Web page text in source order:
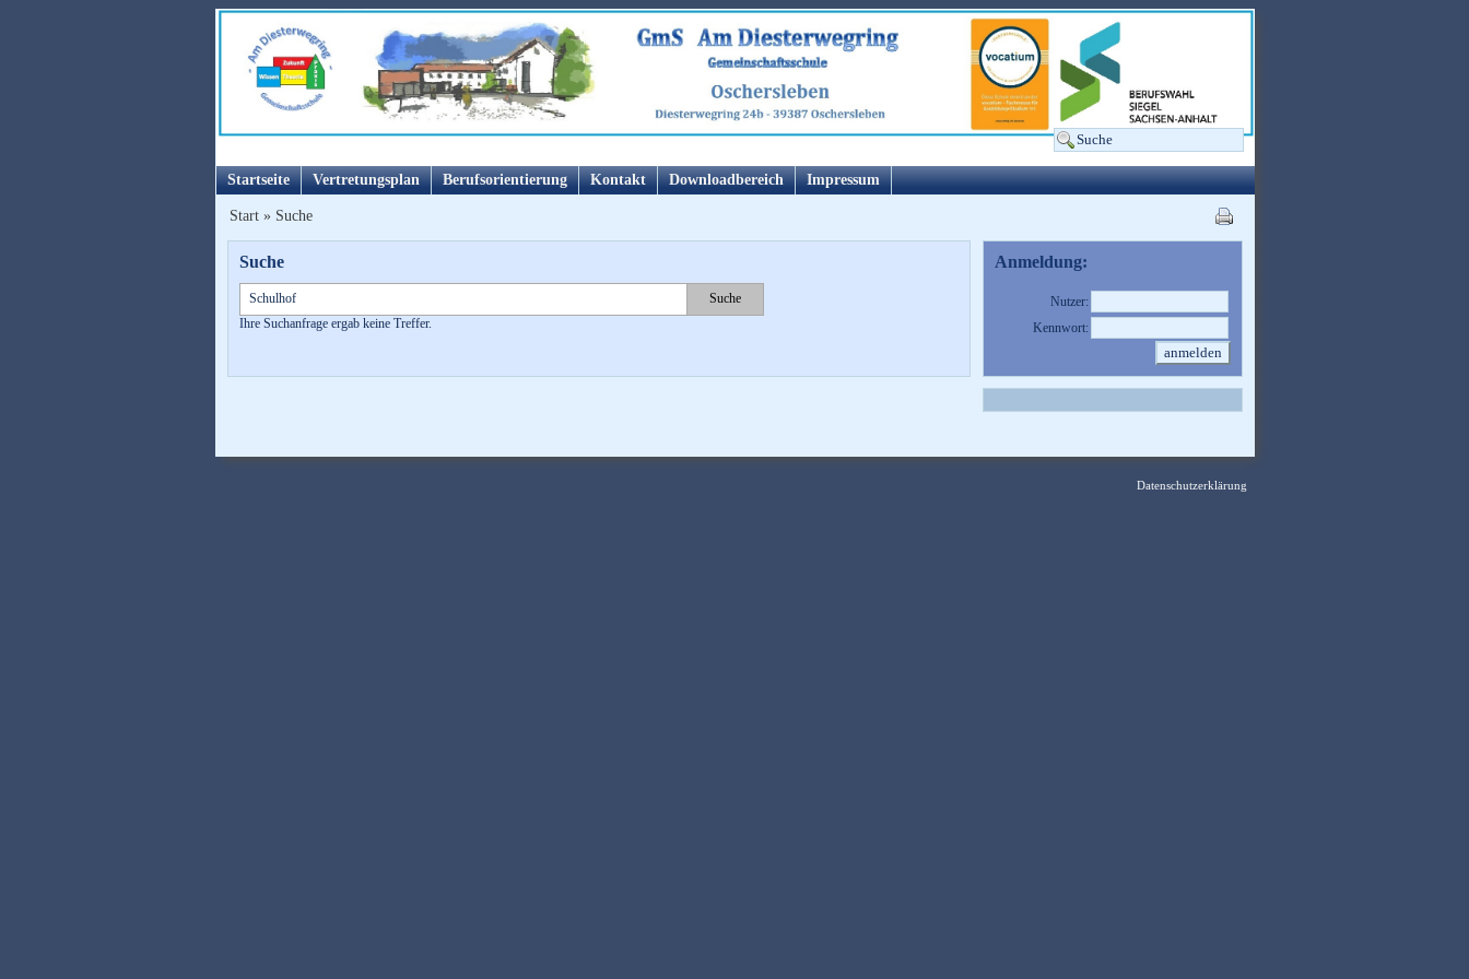
Startseite Vertretungsplan Berufsorientierung Kontakt Downloadbereich Impressum
Start» Suche
Anmeldung:
Nutzer:
Kennwort:
Suche
Ihre Suchanfrage ergab keine Treffer.
Datenschutzerklärung